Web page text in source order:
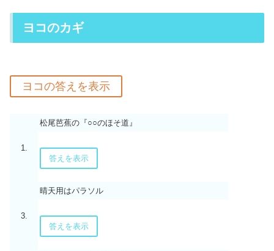
ヨコのカギ
1.
松尾芭蕉の『○○のほそ道』
答えを表示
3.
晴天用はパラソル
答えを表示